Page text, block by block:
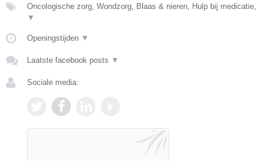
Oncologische zorg, Wondzorg, Blaas & nieren, Hulp bij medicatie,
▼
Openingstijden ▼
Laatste facebook posts ▼
Sociale media: